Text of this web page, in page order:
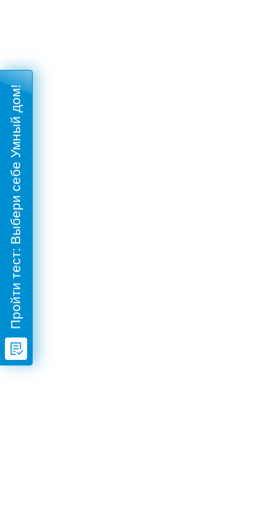
Пройти тест: Выбери себе Умный дом!